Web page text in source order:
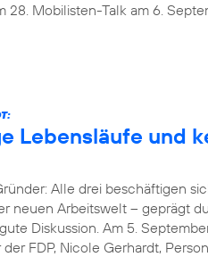
28. Mobilisten-Talk am 6.
Lebensläufe und
Alle drei beschäftigen
neuen Arbeitswelt – geprägt
Diskussion. Am 5.
FDP, Nicole Gerhardt,